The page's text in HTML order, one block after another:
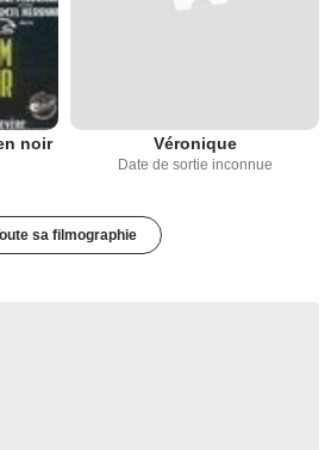
noir Véronique
Date de sortie inconnue
sa filmographie